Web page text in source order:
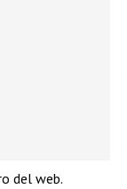
del web.